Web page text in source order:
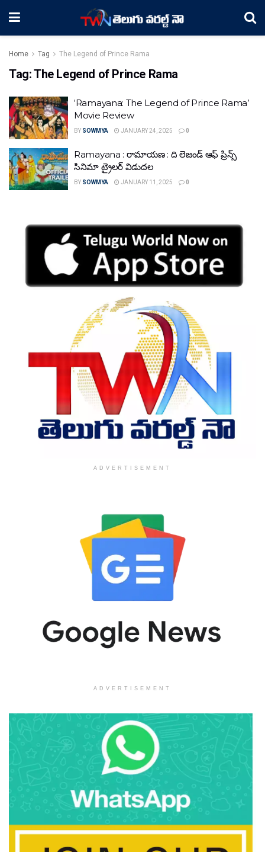
Home Tag The Legend of Prince Rama
Tag:The Legend of Prince Rama
‘Ramayana: The Legend of Prince Rama’
Movie Review
BY SOWMYA JANUARY 24, 2025 0
Ramayana : రామాయణ : ది లెజండ్ ఆఫ్ ప్రిన్స్
సినిమా ట్రైలర్ విడుదల
BY SOWMYA JANUARY 11, 2025 0
ADVERTISEMENT
ADVERTISEMENT